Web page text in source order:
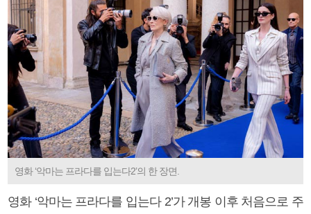
영화 ‘악마는 프라다를 입는다2’의 한 장면.
영화 ‘악마는 프라다를 입는다 2’가 개봉 이후 처음으로 주